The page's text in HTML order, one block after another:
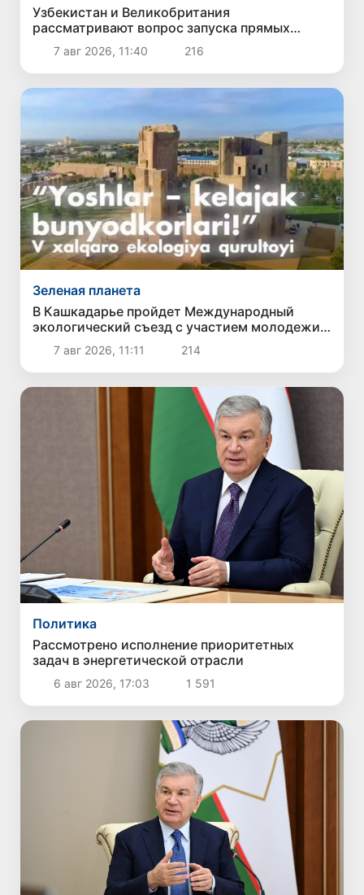
Узбекистан и Великобритания
рассматривают вопрос запуска прямых
авиарейсов по маршруту «Ташкент -
Манчестер»
7 авг 2026, 11:40 216
Зеленая планета
В Кашкадарье пройдет Международный
экологический съезд с участием молодежи
из девяти стран
7 авг 2026, 11:11 214
Политика
Рассмотрено исполнение приоритетных
задач в энергетической отрасли
6 авг 2026, 17:03 1 591